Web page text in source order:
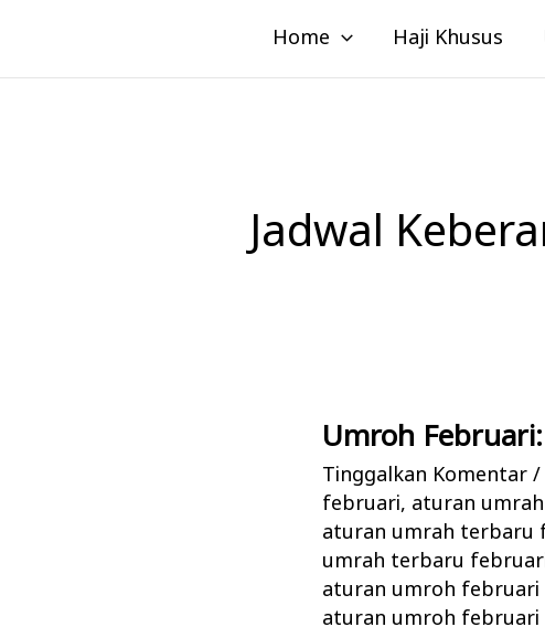
konten
Home Haji Khusus
Jadwal
Umroh
Tinggalkan Komentar /
februari, aturan
aturan umrah terbaru
umrah terbaru
aturan umroh februari
aturan umroh februari
Umroh
Februari:
Persiapan
&
Perlengkapannya